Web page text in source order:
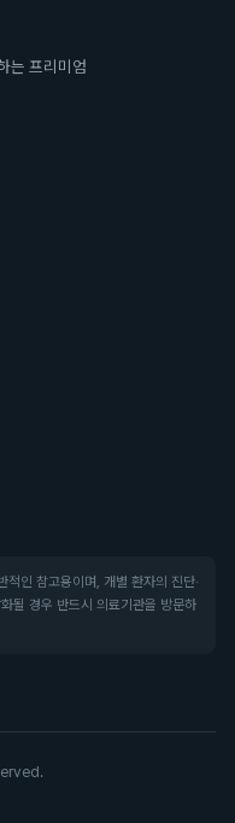
는 프리미엄
적인 참고용이며, 개별 환자의 진단·
될 경우 반드시 의료기관을 방문하